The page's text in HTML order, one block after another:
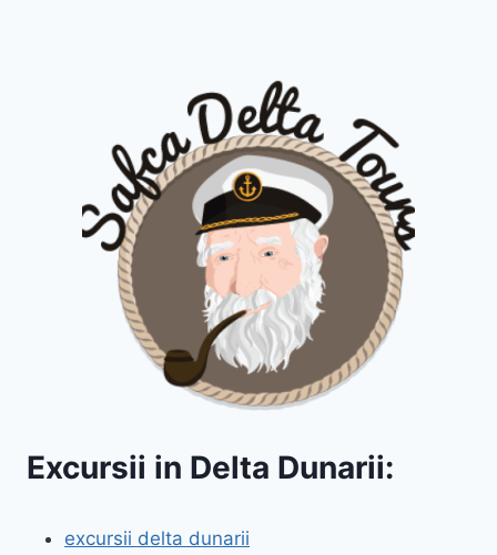
Excursii in Delta Dunarii:
excursii delta dunarii